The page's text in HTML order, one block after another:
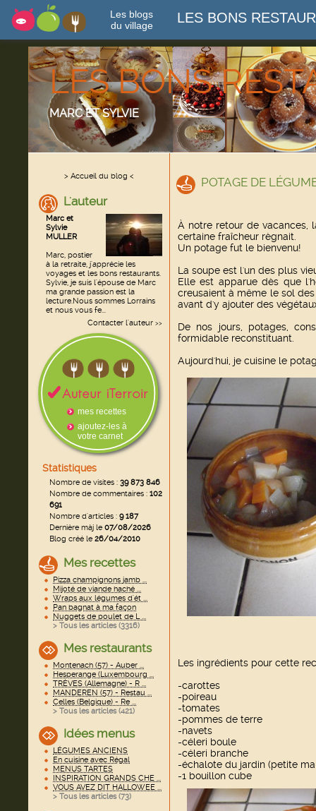
Les blogs
du village
LES BONS
LES BONS
MARC ET SYLVIE
> Accueil du blog <
L'auteur
Marc et
Sylvie
MULLER
Marc, postier
à la retraite, j'apprécie les
voyages et les bons restaurants.
Sylvie, je suis l'épouse de Marc
ma grande passion est la
lecture.Nous sommes Lorrains
et nous vous fe...
Contacter l'auteur >>
mes recettes
ajoutez-les à
votre carnet
Statistiques
Nombre de visites : 39 873 846
Nombre de commentaires : 102
691
Nombre d'articles : 9 187
Dernière màj le07/08/2026
Blog créé le26/04/2010
Mes recettes
Pizza champignons jamb ...
Mijoté de viande haché ...
Wraps aux légumes d'ét ...
Pan bagnat à ma façon
Nuggets de poulet de L ...
> Tous les articles (3316)
Mes restaurants
Montenach (57) - Auber ...
Hesperange (Luxembourg ...
TRÈVES (Allemagne) - R ...
MANDEREN (57) - Restau ...
Celles (Belgique) - Re ...
> Tous les articles (421)
Idées menus
LÉGUMES ANCIENS
En cuisine avec Régal
MENUS TARTES
INSPIRATION GRANDS CHE ...
VOUS AVEZ DIT HALLOWEE ...
> Tous les articles (73)
POTAGE DE
À notre retour de vacances,
certaine fraîcheur règnait.
Un potage fut le bienvenu!
La soupe est l'un des plus
Elle est apparue dès que
creusaient à même le sol
avant d'y ajouter des
De nos jours, potages,
formidable reconstituant.
Aujourd'hui, je cuisine le
Les ingrédients pour cette
-carottes
-poireau
-tomates
-pommes de terre
-navets
-céleri boule
-céleri branche
-échalote du jardin (petite
-1 bouillon cube